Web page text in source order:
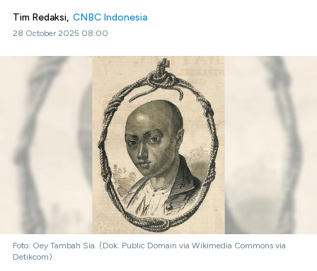
Tim Redaksi, CNBC Indonesia
28 October 2025 08:00
Foto: Oey Tambah Sia. (Dok. Public Domain via Wikimedia Commons via
Detikcom)